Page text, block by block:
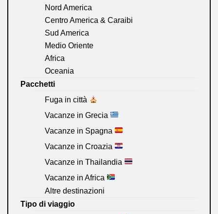
Nord America
Centro America & Caraibi
Sud America
Medio Oriente
Africa
Oceania
Pacchetti
Fuga in città
Vacanze in Grecia
Vacanze in Spagna
Vacanze in Croazia
Vacanze in Thailandia
Vacanze in Africa
Altre destinazioni
Tipo di viaggio